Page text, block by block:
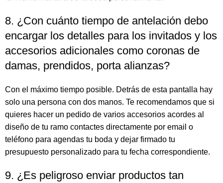
8. ¿Con cuánto tiempo de antelación debo
encargar los detalles para los invitados y los
accesorios adicionales como coronas de
damas, prendidos, porta alianzas?
Con el máximo tiempo posible. Detrás de esta pantalla hay
solo una persona con dos manos. Te recomendamos que si
quieres hacer un pedido de varios accesorios acordes al
diseño de tu ramo contactes directamente por email o
teléfono para agendas tu boda y dejar firmado tu
presupuesto personalizado para tu fecha correspondiente.
9. ¿Es peligroso enviar productos tan